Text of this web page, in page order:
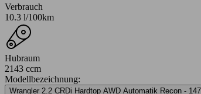
Verbrauch
10.3 l/100km
Hubraum
2143 ccm
Modellbezeichnung:
Wrangler 2.2 CRDi Hardtop AWD Automatik Recon -